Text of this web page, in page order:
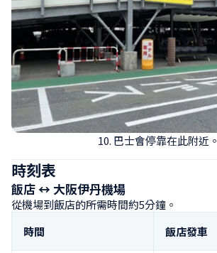
10. 巴士會停靠在此附近。
時刻表
飯店 ↔ 大阪伊丹機場
從機場到飯店的所需時間約5分鐘。
時間
飯店發車